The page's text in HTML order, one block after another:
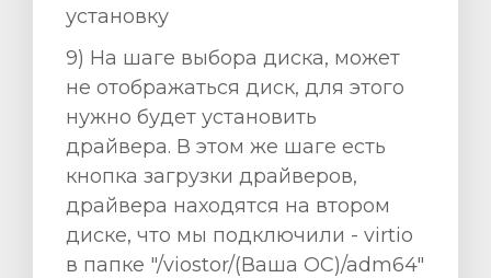
установку
9) На шаге выбора диска, может
не отображаться диск, для этого
нужно будет установить
драйвера. В этом же шаге есть
кнопка загрузки драйверов,
драйвера находятся на втором
диске, что мы подключили - virtio
в папке "/viostor/(Ваша ОС)/adm64"